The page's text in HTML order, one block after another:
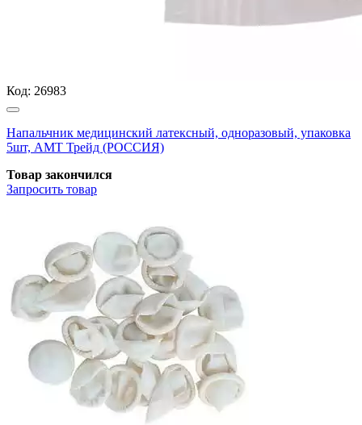
Код: 26983
Напальчник медицинский латексный, одноразовый, упаковка
5шт, АМТ Трейд (РОССИЯ)
Товар закончился
Запросить товар